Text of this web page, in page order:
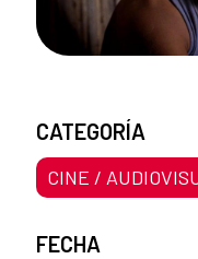
CATEGORÍA
CINE /
FECHA